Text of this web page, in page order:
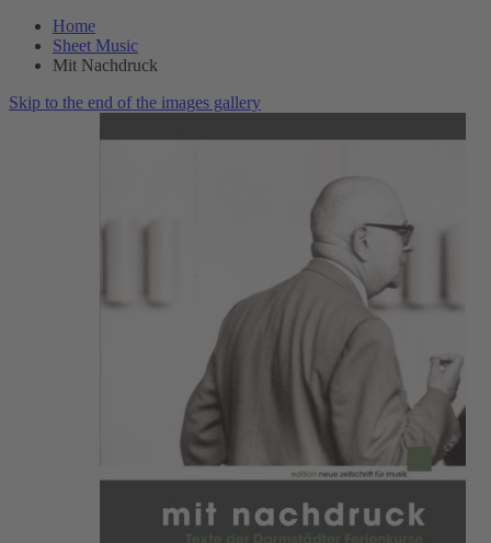
Home
Sheet Music
Mit Nachdruck
Skip to the end of the images gallery